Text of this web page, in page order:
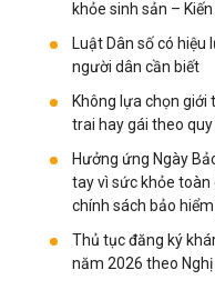
khỏe sinh sản –
Luật Dân số có
người dân cần biết
Không lựa chọn giới
trai hay gái theo
Hưởng ứng Ngày
tay vì sức khỏe toàn
chính sách bảo
Thủ tục đăng ký
năm 2026 theo